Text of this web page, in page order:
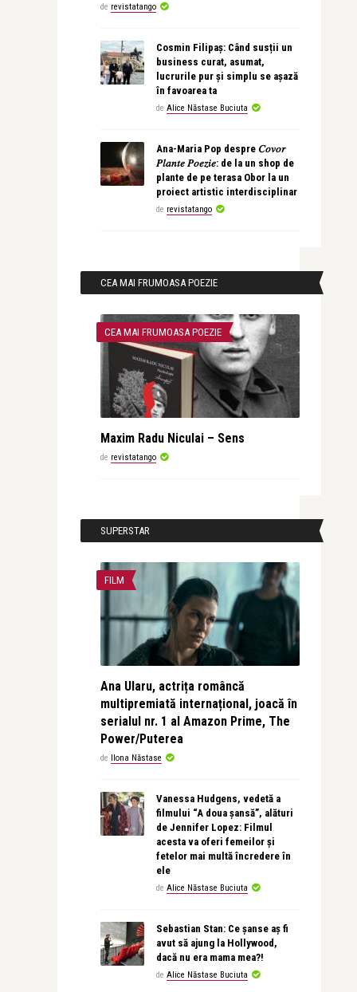
de revistatango
Cosmin Filipaș: Când susții un
business curat, asumat,
lucrurile pur și simplu se așază
în favoarea ta
de Alice Năstase Buciuta
Ana-Maria Pop despre 𝐶𝑜𝑣𝑜𝑟
𝑃𝑙𝑎𝑛𝑡𝑒 𝑃𝑜𝑒𝑧𝑖𝑒: de la un shop de
plante de pe terasa Obor la un
proiect artistic interdisciplinar
de revistatango
CEA MAI FRUMOASA POEZIE
CEA MAI FRUMOASA POEZIE
Maxim Radu Niculai – Sens
de revistatango
SUPERSTAR
FILM
Ana Ularu, actrița româncă
multipremiată internațional, joacă în
serialul nr. 1 al Amazon Prime, The
Power/Puterea
de Ilona Năstase
Vanessa Hudgens, vedetă a
filmului “A doua șansă”, alături
de Jennifer Lopez: Filmul
acesta va oferi femeilor și
fetelor mai multă încredere în
ele
de Alice Năstase Buciuta
Sebastian Stan: Ce șanse aș fi
avut să ajung la Hollywood,
dacă nu era mama mea?!
de Alice Năstase Buciuta